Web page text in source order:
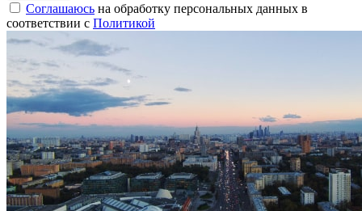
Соглашаюсь на обработку персональных данных в
соответствии с Политикой